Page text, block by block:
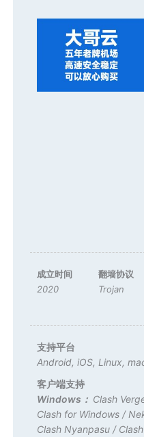
成立时间
2020
翻墙协议
Trojan
支持平台
Android,iOS, Linux,
客户端支持
Windows： Clash
Clash for Windows /
Clash Nyanpasu /